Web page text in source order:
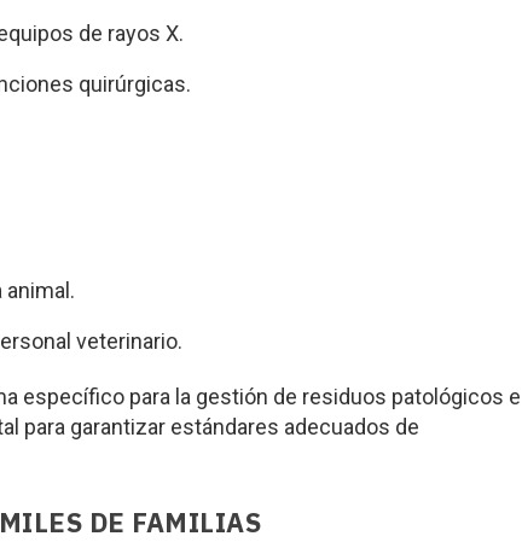
de rayos X.
quirúrgicas.
veterinario.
específico para la gestión de residuos patológicos e
para garantizar estándares adecuados de
DE FAMILIAS